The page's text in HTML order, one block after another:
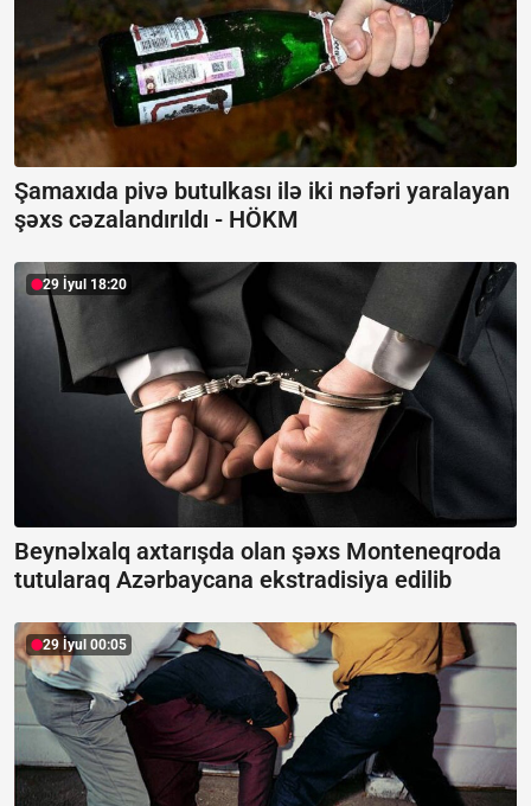
Şamaxıda pivə butulkası ilə iki nəfəri yaralayan
şəxs cəzalandırıldı - HÖKM
29 İyul 18:20
Beynəlxalq axtarışda olan şəxs Monteneqroda
tutularaq Azərbaycana ekstradisiya edilib
29 İyul 00:05